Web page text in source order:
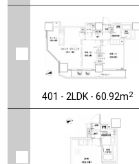
401 - 2LDK - 60.92m2